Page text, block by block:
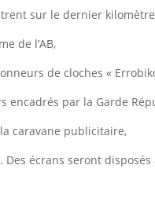
sur le dernier
de l’AB,
de cloches «
encadrés par la Garde
caravane publicitaire,
Des écrans seront